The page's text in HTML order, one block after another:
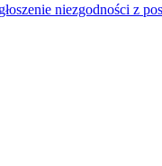
niezgodności z